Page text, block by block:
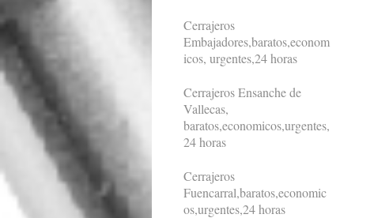
Cerrajeros
Embajadores,baratos,econom
icos, urgentes,24 horas
Cerrajeros Ensanche de
Vallecas,
baratos,economicos,urgentes,
24 horas
Cerrajeros
Fuencarral,baratos,economic
os,urgentes,24 horas